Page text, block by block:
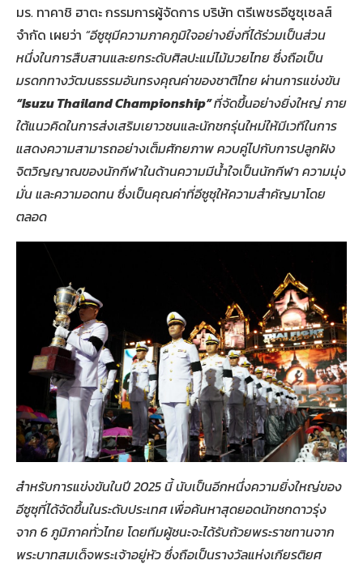
มร. ทาคาชิ ฮาตะ กรรมการผู้จัดการ บริษัท ตรีเพชรอีซูซุเซลส์
จำกัด เผยว่า “อีซูซุมีความภาคภูมิใจอย่างยิ่งที่ได้ร่วมเป็นส่วน
หนึ่งในการสืบสานและยกระดับศิลปะแม่ไม้มวยไทย ซึ่งถือเป็น
มรดกทางวัฒนธรรมอันทรงคุณค่าของชาติไทย ผ่านการแข่งขัน
“Isuzu Thailand Championship”ที่จัดขึ้นอย่างยิ่งใหญ่ ภาย
ใต้แนวคิดในการส่งเสริมเยาวชนและนักชกรุ่นใหม่ให้มีเวทีในการ
แสดงความสามารถอย่างเต็มศักยภาพ ควบคู่ไปกับการปลูกฝัง
จิตวิญญาณของนักกีฬาในด้านความมีน้ำใจเป็นนักกีฬา ความมุ่ง
มั่น และความอดทน ซึ่งเป็นคุณค่าที่อีซูซุให้ความสำคัญมาโดย
ตลอด
สำหรับการแข่งขันในปี 2025 นี้ นับเป็นอีกหนึ่งความยิ่งใหญ่ของ
อีซูซุที่ได้จัดขึ้นในระดับประเทศ เพื่อค้นหาสุดยอดนักชกดาวรุ่ง
จาก 6 ภูมิภาคทั่วไทย โดยทีมผู้ชนะจะได้รับถ้วยพระราชทานจาก
พระบาทสมเด็จพระเจ้าอยู่หัว ซึ่งถือเป็นรางวัลแห่งเกียรติยศ